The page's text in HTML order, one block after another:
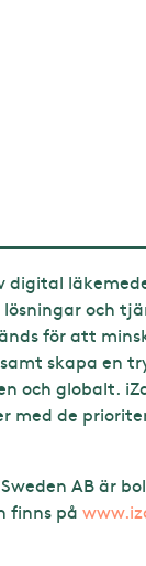
och
för att
skapa en
och globalt.
med de
AB är
finns på